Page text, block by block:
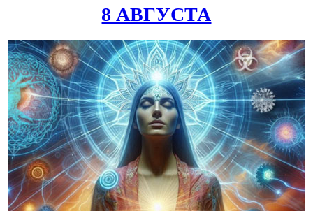
8 АВГУСТА